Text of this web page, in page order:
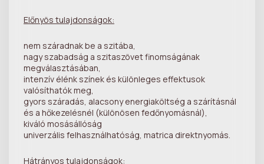
Előnyös tulajdonságok:
nem száradnak be a szitába,
nagy szabadság a szitaszövet finomságának
megválasztásában,
intenzív élénk színek és különleges effektusok
valósíthatók meg,
gyors száradás, alacsony energiaköltség a szárításnál
és a hőkezelésnél (különösen fedőnyomásnál),
kiváló mosásállóság
univerzális felhasználhatóság, matrica direktnyomás.
Hátrányos tulajdonságok: